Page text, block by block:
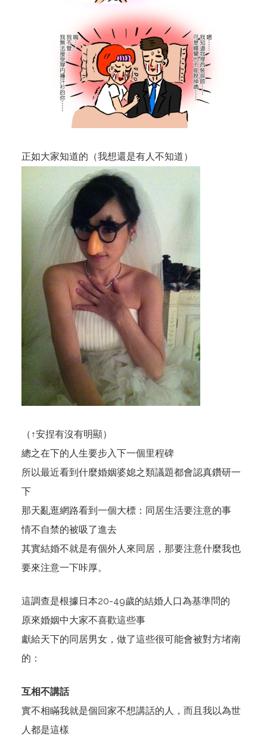
正如大家知道的（我想還是有人不知道）
（↑安捏有沒有明顯）
總之在下的人生要步入下一個里程碑
所以最近看到什麼婚姻婆媳之類議題都會認真鑽研一
下
那天亂逛網路看到一個大標：同居生活要注意的事
情不自禁的被吸了進去
其實結婚不就是有個外人來同居，那要注意什麼我也
要來注意一下咔厚。
這調查是根據日本20-49歲的結婚人口為基準問的
原來婚姻中大家不喜歡這些事
獻給天下的同居男女，做了這些很可能會被對方堵南
的：
互相不講話
實不相瞞我就是個回家不想講話的人，而且我以為世
人都是這樣